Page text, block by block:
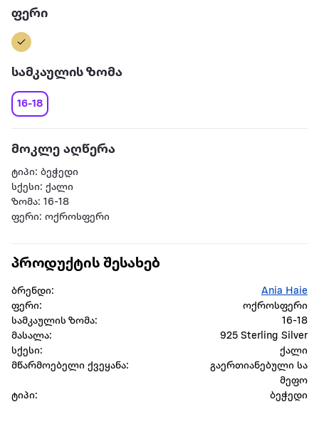
ფერი
სამკაულის ზომა
16-18
მოკლე აღწერა
ტიპი: ბეჭედი
სქესი: ქალი
ზომა: 16-18
ფერი: ოქროსფერი
პროდუქტის შესახებ
ბრენდი:
Ania Haie
ფერი:
ოქროსფერი
სამკაულის ზომა:
16-18
მასალა:
925 Sterling Silver
სქესი:
ქალი
მწარმოებელი ქვეყანა:
გაერთიანებული სა
მეფო
ტიპი:
ბეჭედი